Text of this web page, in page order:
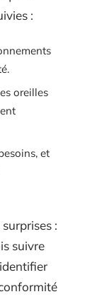
:
oreilles
et
:
suivre